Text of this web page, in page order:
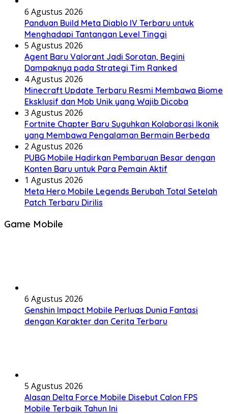
6 Agustus 2026
Panduan Build Meta Diablo IV Terbaru untuk
Menghadapi Tantangan Level Tinggi
5 Agustus 2026
Agent Baru Valorant Jadi Sorotan, Begini
Dampaknya pada Strategi Tim Ranked
4 Agustus 2026
Minecraft Update Terbaru Resmi Membawa Biome
Eksklusif dan Mob Unik yang Wajib Dicoba
3 Agustus 2026
Fortnite Chapter Baru Suguhkan Kolaborasi Ikonik
yang Membawa Pengalaman Bermain Berbeda
2 Agustus 2026
PUBG Mobile Hadirkan Pembaruan Besar dengan
Konten Baru untuk Para Pemain Aktif
1 Agustus 2026
Meta Hero Mobile Legends Berubah Total Setelah
Patch Terbaru Dirilis
Game Mobile
6 Agustus 2026
Genshin Impact Mobile Perluas Dunia Fantasi
dengan Karakter dan Cerita Terbaru
5 Agustus 2026
Alasan Delta Force Mobile Disebut Calon FPS
Mobile Terbaik Tahun Ini